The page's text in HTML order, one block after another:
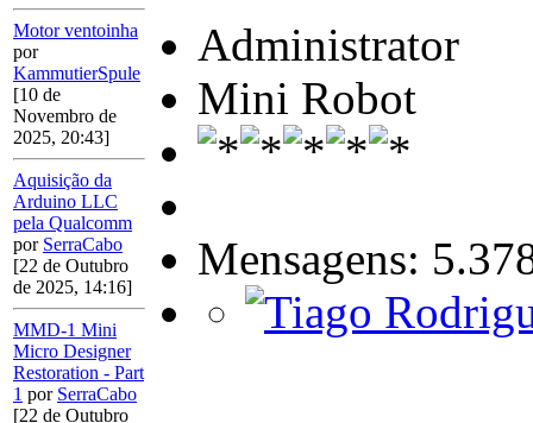
Motor ventoinha
por
KammutierSpule
[10 de
Novembro de
2025, 20:43]
Aquisição da
Arduino LLC
pela Qualcomm
por SerraCabo
[22 de Outubro
de 2025, 14:16]
MMD-1 Mini
Micro Designer
Restoration - Part
1 por SerraCabo
[22 de Outubro
Administrator
Mini Robot
Mensagens: